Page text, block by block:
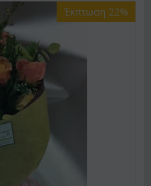
Έκπτωση 22%